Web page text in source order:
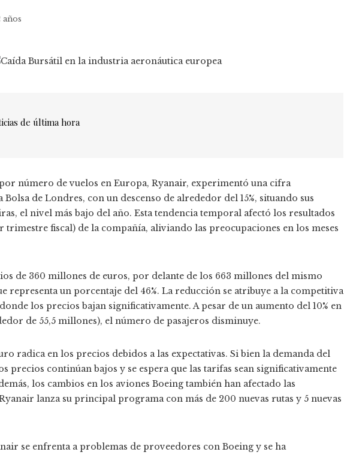
años
de última hora
número de vuelos en Europa, Ryanair, experimentó una cifra
de Londres, con un descenso de alrededor del 15%, situando sus
el nivel más bajo del año. Esta tendencia temporal afectó los resultados
fiscal) de la compañía, aliviando las preocupaciones en los meses
de 360 ​​millones de euros, por delante de los 663 millones del mismo
representa un porcentaje del 46%. La reducción se atribuye a la competitiva
los precios bajan significativamente. A pesar de un aumento del 10% en
de 55,5 millones), el número de pasajeros disminuye.
radica en los precios debidos a las expectativas. Si bien la demanda del
precios continúan bajos y se espera que las tarifas sean significativamente
los cambios en los aviones Boeing también han afectado las
lanza su principal programa con más de 200 nuevas rutas y 5 nuevas
se enfrenta a problemas de proveedores con Boeing y se ha